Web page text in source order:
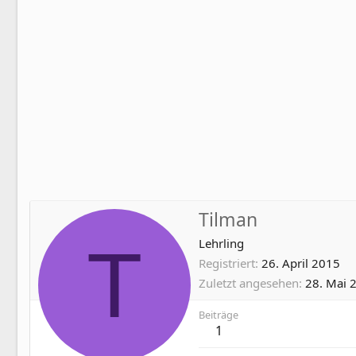
T
Tilman
Lehrling
Registriert 26. April 2015
Zuletzt angesehen 28. Mai
Beiträge
1